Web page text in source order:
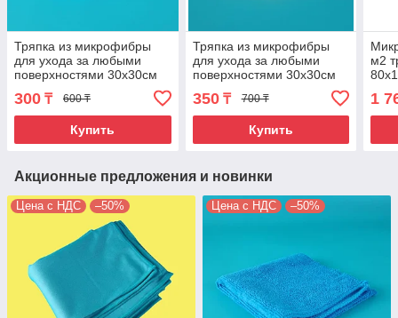
Тряпка из микрофибры
для ухода за любыми
поверхностями 30х30см
320гр/м2. Цвет синий. MF-
280
300 ₸ 600 ₸
Купить
Тряпка из микрофибры
для ухода за любыми
поверхностями 30х30см
350₸ 700 ₸
Купить
м2
1
Акционные предложения и новинки
Цена с НДС –50% Цена с НДС –50%